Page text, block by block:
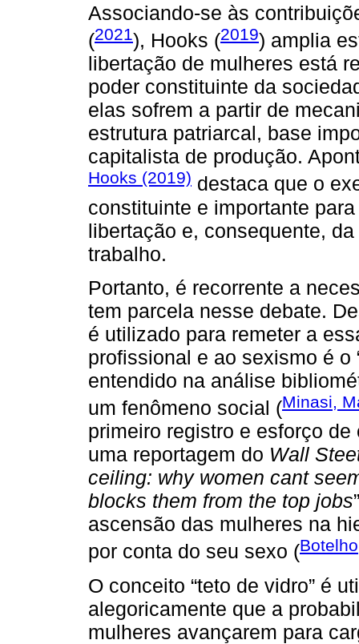
Associando-se às
(2021), Hooks (2019) amplia
libertação de mulheres está
poder constituinte da
elas sofrem a partir de
estrutura patriarcal, base
capitalista de produção.
Hooks (2019) destaca que o
constituinte e importante
libertação e, consequente,
trabalho.
Portanto, é recorrente a
tem parcela nesse debate.
é utilizado para remeter a
profissional e ao sexismo é o
entendido na análise
um fenômeno social (Minasi,
primeiro registro e esforço
uma reportagem do Wall
ceiling: why women cant
blocks them from the top jobs
ascensão das mulheres na
por conta do seu sexo (
O conceito “teto de vidro” é
alegoricamente que a
mulheres avançarem para